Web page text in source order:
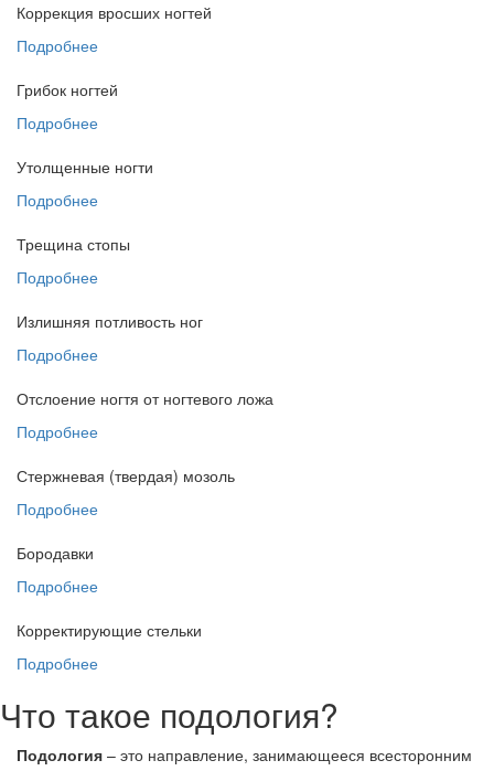
Коррекция вросших ногтей
Подробнее
Грибок ногтей
Подробнее
Утолщенные ногти
Подробнее
Трещина стопы
Подробнее
Излишняя потливость ног
Подробнее
Отслоение ногтя от ногтевого ложа
Подробнее
Стержневая (твердая) мозоль
Подробнее
Бородавки
Подробнее
Корректирующие стельки
Подробнее
Что такое подология?
Подология – это направление, занимающееся всесторонним